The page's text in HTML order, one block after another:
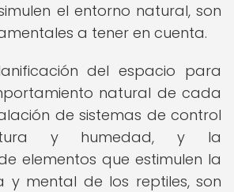
el entorno natural, son
a tener en cuenta.
del espacio para
natural de cada
de sistemas de control
y humedad, y la
elementos que estimulen la
y mental de los reptiles, son